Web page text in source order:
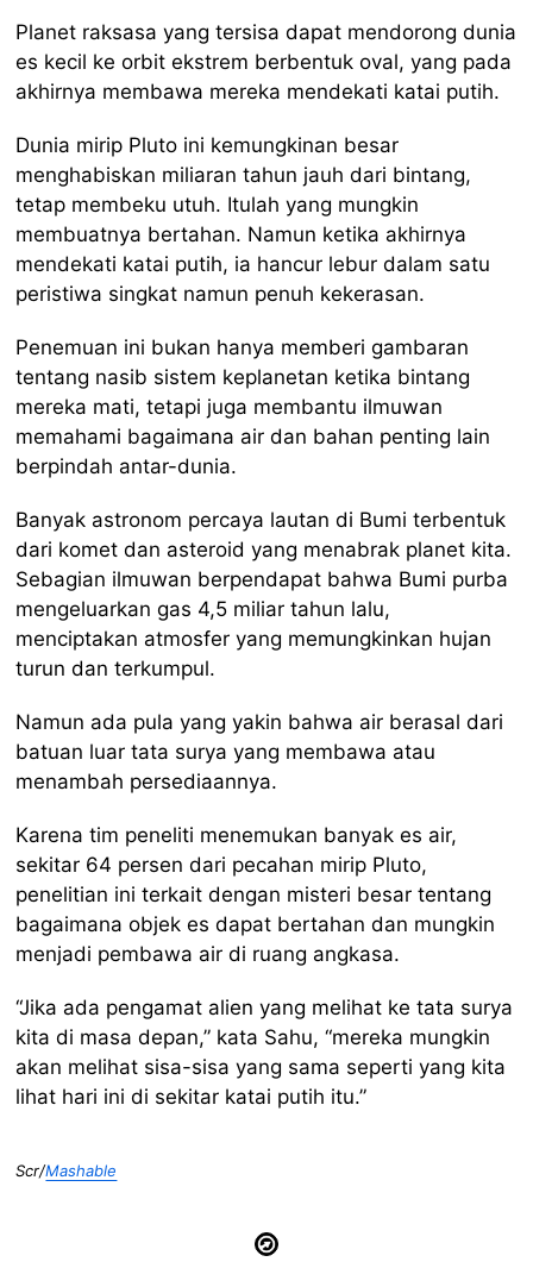
Planet raksasa yang tersisa dapat mendorong dunia
es kecil ke orbit ekstrem berbentuk oval, yang pada
akhirnya membawa mereka mendekati katai putih.
Dunia mirip Pluto ini kemungkinan besar
menghabiskan miliaran tahun jauh dari bintang,
tetap membeku utuh. Itulah yang mungkin
membuatnya bertahan. Namun ketika akhirnya
mendekati katai putih, ia hancur lebur dalam satu
peristiwa singkat namun penuh kekerasan.
Penemuan ini bukan hanya memberi gambaran
tentang nasib sistem keplanetan ketika bintang
mereka mati, tetapi juga membantu ilmuwan
memahami bagaimana air dan bahan penting lain
berpindah antar-dunia.
Banyak astronom percaya lautan di Bumi terbentuk
dari komet dan asteroid yang menabrak planet kita.
Sebagian ilmuwan berpendapat bahwa Bumi purba
mengeluarkan gas 4,5 miliar tahun lalu,
menciptakan atmosfer yang memungkinkan hujan
turun dan terkumpul.
Namun ada pula yang yakin bahwa air berasal dari
batuan luar tata surya yang membawa atau
menambah persediaannya.
Karena tim peneliti menemukan banyak es air,
sekitar 64 persen dari pecahan mirip Pluto,
penelitian ini terkait dengan misteri besar tentang
bagaimana objek es dapat bertahan dan mungkin
menjadi pembawa air di ruang angkasa.
“Jika ada pengamat alien yang melihat ke tata surya
kita di masa depan,” kata Sahu, “mereka mungkin
akan melihat sisa-sisa yang sama seperti yang kita
lihat hari ini di sekitar katai putih itu.”
Scr/Mashable